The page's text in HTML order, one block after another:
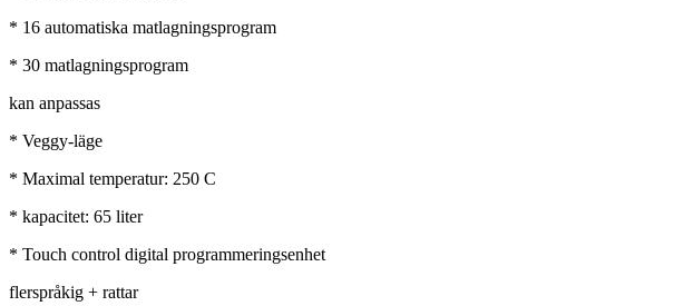
* 16 automatiska matlagningsprogram
* 30 matlagningsprogram
kan anpassas
* Veggy-läge
* Maximal temperatur: 250 C
* kapacitet: 65 liter
* Touch control digital programmeringsenhet
flerspråkig + rattar